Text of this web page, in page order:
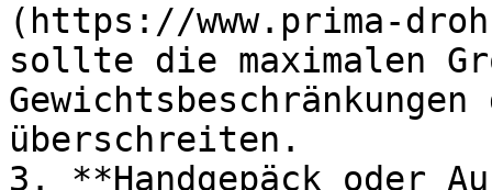
(https://www.prima-
sollte die maximalen
überschreiten.
3. **Handgepäck oder